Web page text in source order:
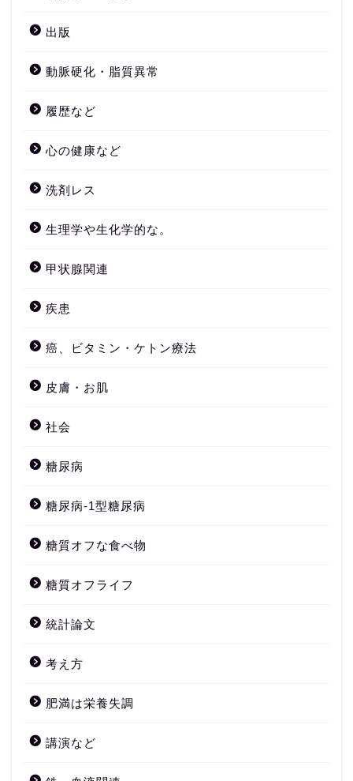
出版
動脈硬化・脂質異常
履歴など
心の健康など
洗剤レス
生理学や生化学的な。
甲状腺関連
疾患
癌、ビタミン・ケトン療法
皮膚・お肌
社会
糖尿病
糖尿病-1型糖尿病
糖質オフな食べ物
糖質オフライフ
統計論文
考え方
肥満は栄養失調
講演など